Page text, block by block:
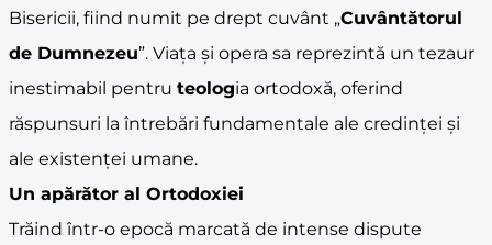
Bisericii, fiind numit pe drept cuvânt „Cuvântătorul
de Dumnezeu”. Viața și opera sa reprezintă un tezaur
inestimabil pentru teologia ortodoxă, oferind
răspunsuri la întrebări fundamentale ale credinței și
ale existenței umane.
Un apărător al Ortodoxiei
Trăind într-o epocă marcată de intense dispute